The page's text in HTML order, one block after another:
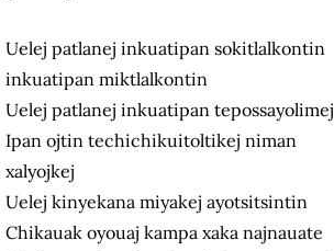
Uelej patlanej inkuatipan sokitlalkontin
inkuatipan miktlalkontin
Uelej patlanej inkuatipan tepossayolimej
Ipan ojtin techichikuitoltikej niman
xalyojkej
Uelej kinyekana miyakej ayotsitsintin
Chikauak oyouaj kampa xaka najnauate